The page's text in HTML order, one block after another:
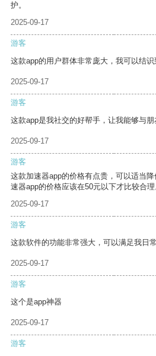
护。
2025-09-17
游客
这款app的用户群体非常庞大，我可以结识
2025-09-17
游客
这款app是我社交的好帮手，让我能够与朋
2025-09-17
游客
这款加速器app的价格有点贵，可以适当
速器app的价格应该在50元以下才比较合理
2025-09-17
游客
这款软件的功能非常强大，可以满足我日
2025-09-17
游客
这个是app神器
2025-09-17
游客